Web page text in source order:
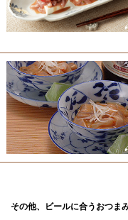
その他、ビールに合うおつま